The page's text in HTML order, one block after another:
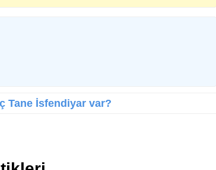
Tane İsfendiyar var?